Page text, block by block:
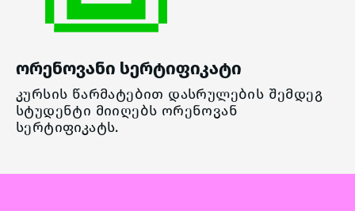
ორენოვანი სერტიფიკატი
კურსის წარმატებით დასრულების შემდეგ
სტუდენტი მიიღებს ორენოვან
სერტიფიკატს.